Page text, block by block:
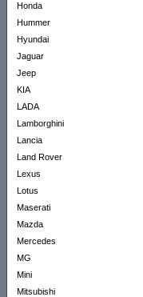
Honda
Hummer
Hyundai
Jaguar
Jeep
KIA
LADA
Lamborghini
Lancia
Land Rover
Lexus
Lotus
Maserati
Mazda
Mercedes
MG
Mini
Mitsubishi